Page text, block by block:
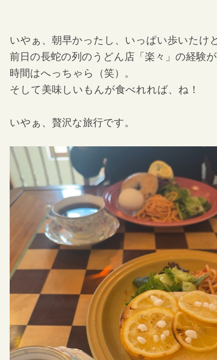
いやぁ、朝早かったし、いっぱい歩いたけ
前日の長蛇の列のうどん店「楽々」の経験
時間はへっちゃら（笑）。
そして美味しいもんが食べれれば、ね！
いやぁ、贅沢な旅行です。